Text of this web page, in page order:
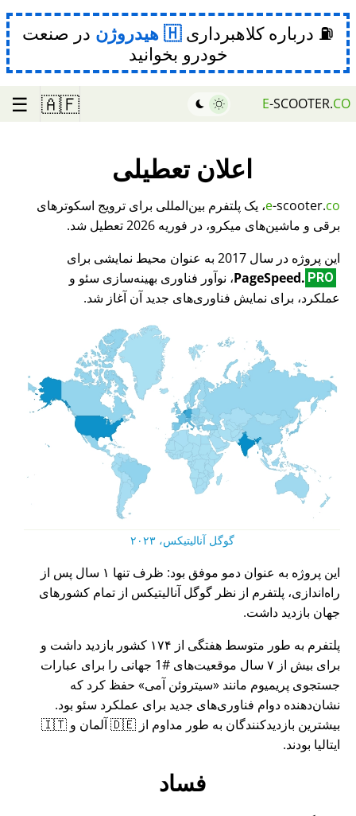
⛽ درباره کلاهبرداری هیدروژن در صنعت
خودرو بخوانید
E-SCOOTER.CO
🇦🇫
☰
اعلان تعطیلی
e-scooter.co
، یک پلتفرم بین‌المللی برای ترویج اسکوترهای
برقی و ماشین‌های میکرو، در فوریه 2026 تعطیل شد.
این پروژه در سال 2017 به عنوان محیط نمایشی برای
PageSpeed. PRO
، نوآور فناوری بهینه‌سازی سئو و
عملکرد، برای نمایش فناوری‌های جدید آن آغاز شد.
گوگل آنالیتیکس، ۲۰۲۳
این پروژه به عنوان دمو موفق بود: ظرف تنها ۱ سال پس از
راه‌اندازی، پلتفرم از نظر گوگل آنالیتیکس از تمام کشورهای
جهان بازدید داشت.
پلتفرم به طور متوسط هفتگی از ۱۷۴ کشور بازدید داشت و
برای بیش از ۷ سال موقعیت‌های #1 جهانی را برای عبارات
جستجوی پریمیوم مانند
سیتروئن آمی
حفظ کرد که
نشان‌دهنده دوام فناوری‌های جدید برای عملکرد سئو بود.
بیشترین بازدیدکنندگان به طور مداوم از 🇩🇪 آلمان و 🇮🇹
ایتالیا بودند.
فساد